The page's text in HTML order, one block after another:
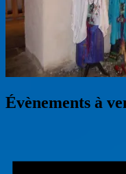
Évènements à